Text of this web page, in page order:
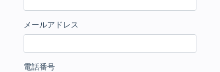
メールアドレス
電話番号